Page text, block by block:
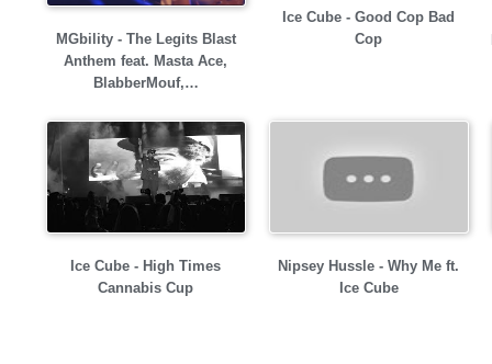
MGbility - The Legits Blast
Anthem feat. Masta Ace,
BlabberMouf,…
Ice Cube - Good Cop Bad
Cop
Ice Cube - High Times
Cannabis Cup
Nipsey Hussle - Why Me ft.
Ice Cube